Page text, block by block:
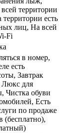
территории
есть
лиц, На всей
Fi
в номер,
есть
Завтрак
Люкс для
Чистка обуви
Есть
по продаже
(бесплатно),